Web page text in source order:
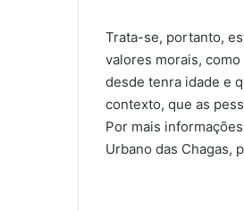
Trata-se, portanto,
valores morais,
desde tenra idade e
contexto, que as
Por mais
Urbano das Chagas,